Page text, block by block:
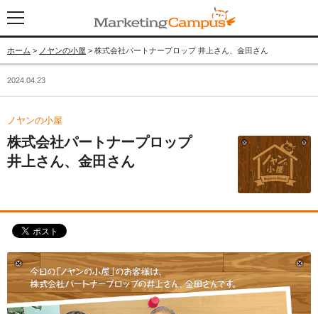
ホーム > ノヤンの小屋 > 株式会社パートナープロップ 井上さん、金田さん
2024.04.23
ノヤンの小屋
株式会社パートナープロップ
井上さん、金田さん